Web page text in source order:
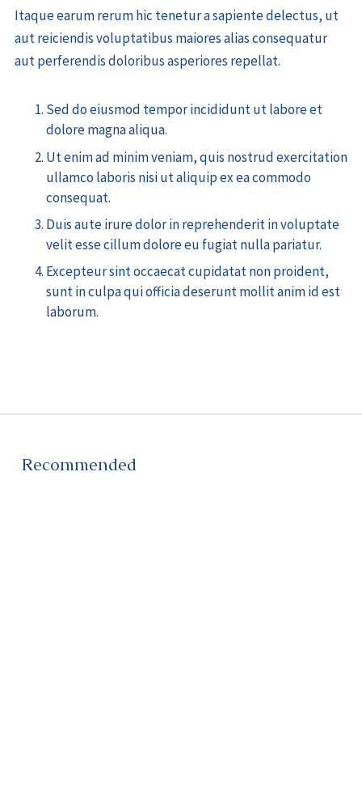
Itaque earum rerum hic tenetur a sapiente delectus, ut
aut reiciendis voluptatibus maiores alias consequatur
aut perferendis doloribus asperiores repellat.
Sed do eiusmod tempor incididunt ut labore et
dolore magna aliqua.
Ut enim ad minim veniam, quis nostrud exercitation
ullamco laboris nisi ut aliquip ex ea commodo
consequat.
Duis aute irure dolor in reprehenderit in voluptate
velit esse cillum dolore eu fugiat nulla pariatur.
Excepteur sint occaecat cupidatat non proident,
sunt in culpa qui officia deserunt mollit anim id est
laborum.
Recommended